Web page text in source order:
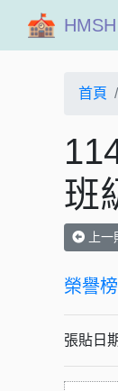
HMSH
首頁
班
上
榮譽榜
張貼日